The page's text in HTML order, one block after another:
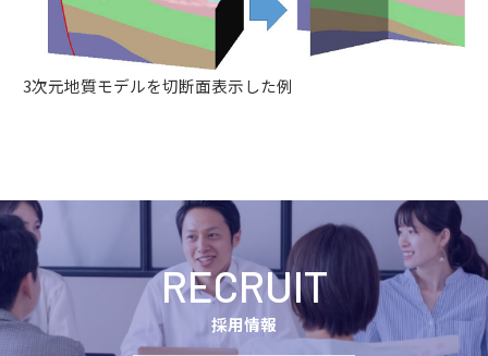
3次元地質モデルを切断面表示した例
RECRUIT
採用情報